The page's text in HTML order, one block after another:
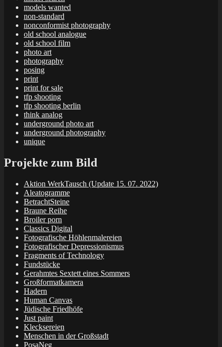
models wanted
non-standard
nonconformist photography
old school analogue
old school film
photo art
photography
posing
print
print for sale
tfp shooting
tfp shooting berlin
think analog
underground photo art
underground photography
unique
Projekte zum Bild
Aktion WerkTausch (Update 15. 07. 2022)
Aleatogramme
BetrachtSteine
Braune Reihe
Broiler porn
Classics Digital
Fotografische Höhlenmalereien
Fotografischer Depressionismus
Fragments of Technology
Fundstücke
Gerahmtes Sextett eines Sommers
Großformatkamera
Hadern
Human Canvas
Jüdische Friedhöfe
Just paint
Klecksereien
Menschen in der Großstadt
PosaNeg